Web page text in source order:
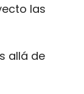
las
allá de